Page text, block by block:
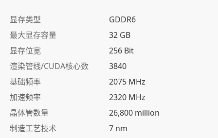
显存类型
GDDR6
最大显存容量
32 GB
显存位宽
256 Bit
渲染管线/CUDA核心数
3840
基础频率
2075 MHz
加速频率
2320 MHz
晶体管数量
26,800 million
制造工艺技术
7 nm